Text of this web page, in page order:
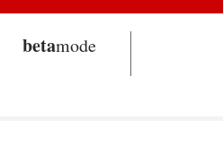
betamode